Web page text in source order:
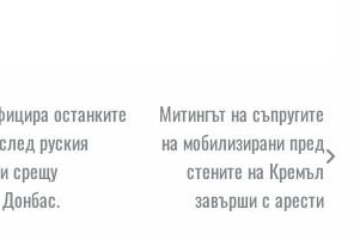
останките
руския
срещу
Митингът на съпругите
на мобилизирани пред
стените на Кремъл
завърши с арести